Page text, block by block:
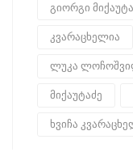
გიორგი
კვარაცხელია
ლუკა
მიქაუტაძე
ხვიჩა